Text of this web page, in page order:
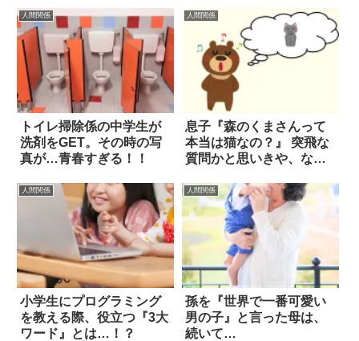
人間関係
トイレ掃除係の中学生が
洗剤をGET。その時の写
真が…青春すぎる！！
人間関係
息子『森のくまさんって
本当は猫なの？』 突飛な
質問かと思いきや、なる
人間関係
小学生にプログラミング
を教える際、役立つ『3大
ワード』とは…！？
人間関係
孫を『世界で一番可愛い
男の子』と言った母は、
続いて…